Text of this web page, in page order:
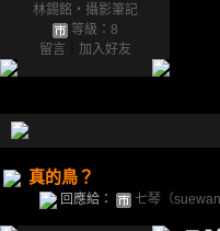
林錫銘‧攝影筆記
等級：8
留言
加入好友
真的鳥？
回應給： 七琴（